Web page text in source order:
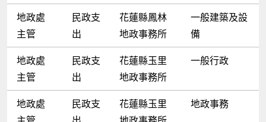
地政處
主管
民政支
出
花蓮縣鳳林
地政事務所
一般建築及設
備
地政處
主管
民政支
出
花蓮縣玉里
地政事務所
一般行政
地政處
民政支
花蓮縣玉里
地政事務